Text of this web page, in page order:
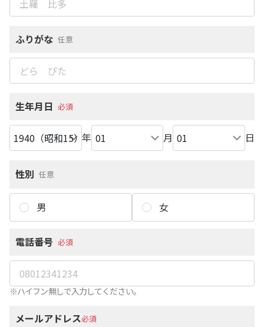
ふりがな 任意
生年月日 必須
年 月 日
性別 任意
男 女
電話番号 必須
※ハイフン無しで入力してください。
メールアドレス必須